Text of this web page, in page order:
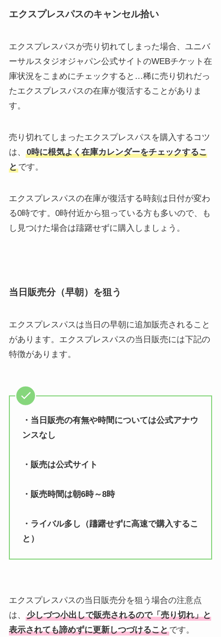
エクスプレスパスのキャンセル拾い
エクスプレスパスが売り切れてしまった場合、ユニバ
ーサルスタジオジャパン公式サイトのWEBチケット在
庫状況をこまめにチェックすると…稀に売り切れだっ
たエクスプレスパスの在庫が復活することがありま
す。
売り切れてしまったエクスプレスパスを購入するコツ
は、
0時に根気よく在庫カレンダーをチェックするこ
とです。
エクスプレスパスの在庫が復活する時刻は日付が変わ
る0時です。0時付近から狙っている方も多いので、も
し見つけた場合は躊躇せずに購入しましょう。
当日販売分（早朝）を狙う
エクスプレスパスは当日の早朝に追加販売されること
があります。エクスプレスパスの当日販売には下記の
特徴があります。
・当日販売の有無や時間については公式アナウ
ンスなし
・販売は公式サイト
・販売時間は朝6時～8時
・ライバル多し（躊躇せずに高速で購入するこ
と）
エクスプレスパスの当日販売分を狙う場合の注意点
は、
少しづつ小出しで販売されるので「売り切れ」と
表示されても諦めずに更新しつづけることです。